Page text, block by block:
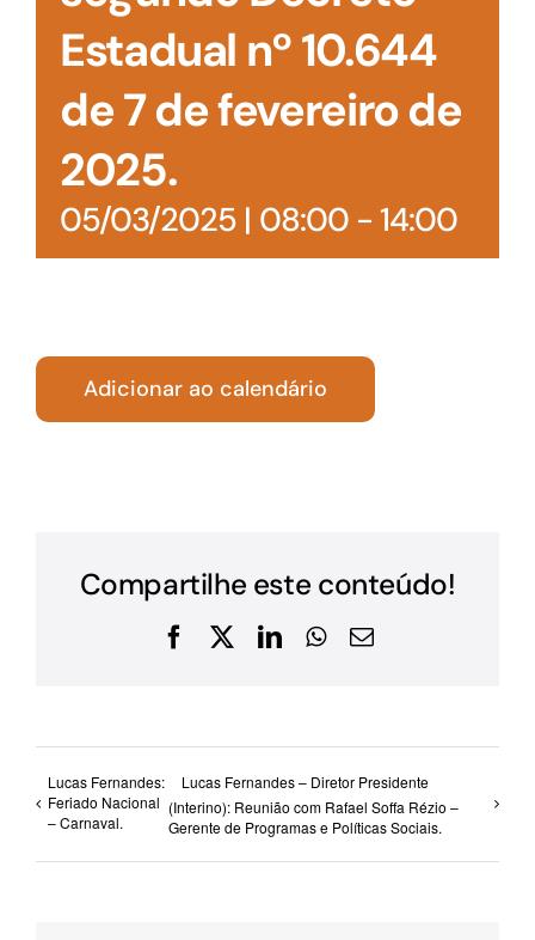
Estadual nº 10.644
de 7 de fevereiro de
2025.
05/03/2025 | 08:00- 14:00
Adicionar ao calendário
Compartilhe este conteúdo!
Facebook
X LinkedInWhatsApp
E-
Lucas Fernandes:
Feriado Nacional
– Carnaval.
Lucas Fernandes – Diretor Presidente
(Interino): Reunião com Rafael Soffa Rézio –
Gerente de Programas e Políticas Sociais.